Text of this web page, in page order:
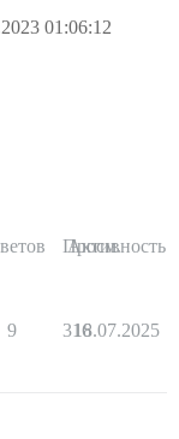
01:06:12
Просм.
Активность
9 316
18.07.2025